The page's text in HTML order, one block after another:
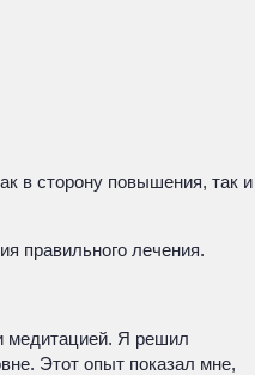
в сторону повышения, так и
правильного лечения.
медитацией. Я решил
Этот опыт показал мне,